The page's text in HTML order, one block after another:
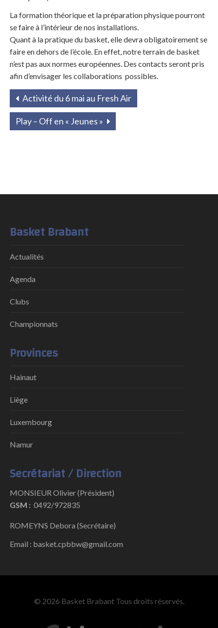
La formation théorique et la préparation physique pourront
se faire à l’intérieur de nos installations.
Quant à la pratique du basket, elle devra obligatoirement se
faire en dehors de l’école. En effet, notre terrain de basket
n’est pas aux normes européennes. Des contacts seront pris
afin d’envisager les collaborations possibles.
Activité du 6 mai au Fresh Air
Play – Off en « Jeunes »
Basket Brabant
Actualités
Agenda
Clubs
Championnats
Provinces
Hainaut
Liège
Luxembourg
Namur
Secrétariat / Direction
MONSIEUR Olivier (Président)
GSM : 0492/972835
ROMEYNS Debora (Secrétaire)
Email : basket.cpbbw@gmail.com
© 2026 Basket Brabant Tous droits réservés.